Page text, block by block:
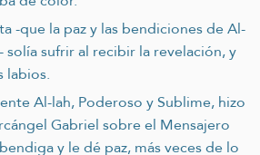
-que la paz y las bendiciones de Al-
solía sufrir al recibir la revelación, y
labios.
Al-lah, Poderoso y Sublime, hizo
Gabriel sobre el Mensajero
y le dé paz, más veces de lo